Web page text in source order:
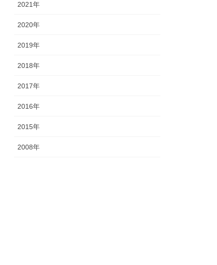
2021年
2020年
2019年
2018年
2017年
2016年
2015年
2008年